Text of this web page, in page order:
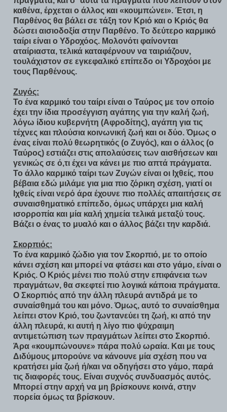
καθένα, έρχεται ο άλλος και «κουμπώνει». Έτσι, η
Παρθένος θα βάλει σε τάξη τον Κριό και ο Κριός θα
δώσει αισιοδοξία στην Παρθένο. Το δεύτερο καρμικό
ταίρι είναι ο Υδροχόος. Μολονότι φαίνονται
αταίριαστα, τελικά καταφέρνουν να ταιριάζουν,
τουλάχιστον σε εγκεφαλικό επίπεδο οι Υδροχόοι με
τους Παρθένους.
Ζυγός:
Το ένα καρμικό του ταίρι είναι ο Ταύρος με τον οποίο
έχει την ίδια προσέγγιση αγάπης για την καλή ζωή,
λόγω ίδιου κυβερνήτη (Αφροδίτης), αγάπη για τις
τέχνες και πλούσια κοινωνική ζωή και οι δύο. Όμως ο
ένας είναι πολύ θεωρητικός (ο Ζυγός), και ο άλλος (ο
Ταύρος) εστιάζει στις απολαύσεις των αισθήσεων και
γενικώς σε ό,τι έχει να κάνει με πιο απτά πράγματα.
Το άλλο καρμικό ταίρι των Ζυγών είναι οι Ιχθείς, που
βέβαια εδώ μιλάμε για μια πιο ζόρικη σχέση, γιατί οι
Ιχθείς είναι νερό άρα έχουνε πιο πολλές απαιτήσεις σε
συναισθηματικό επίπεδο, όμως υπάρχει μια καλή
ισορροπία και μία καλή χημεία τελικά μεταξύ τους.
Βάζει ο ένας το μυαλό και ο άλλος βάζει την καρδιά.
Σκορπιός:
Το ένα καρμικό ζώδιο για τον Σκορπιό, με το οποίο
κάνει σχέση και μπορεί να φτάσει και στο γάμο, είναι ο
Κριός. Ο Κριός μένει πιο πολύ στην επιφάνεια των
πραγμάτων, θα σκεφτεί πιο λογικά κάποια πράγματα.
Ο Σκορπιός από την άλλη πλευρά αντιδρά με το
συναίσθημά του και μόνο. Όμως, αυτό το συναίσθημα
λείπει στον Κριό, του ζωντανεύει τη ζωή, κι από την
άλλη πλευρά, κι αυτή η λίγο πιο ψύχραιμη
αντιμετώπιση των πραγμάτων λείπει στο Σκορπιό.
Άρα «κουμπώνουνε» πάρα πολύ ωραία. Και με τους
Διδύμους μπορούνε να κάνουνε μία σχέση που να
κρατήσει μία ζωή ή/και να οδηγήσει στο γάμο, παρά
τις διαφορές τους. Είναι συχνός συνδυασμός αυτός.
Μπορεί στην αρχή να μη βρίσκουνε κοινά, στην
πορεία όμως τα βρίσκουν.